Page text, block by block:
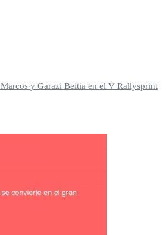
y Garazi Beitia en el V Rallysprint